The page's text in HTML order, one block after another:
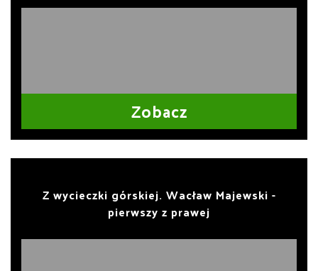
Zobacz
Z wycieczki górskiej. Wacław Majewski -
pierwszy z prawej